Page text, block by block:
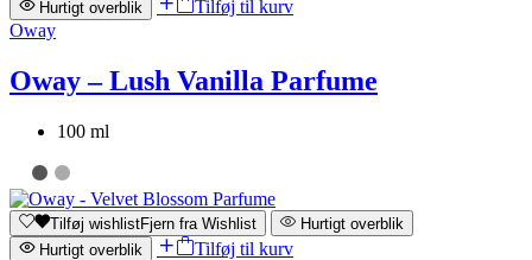
Hurtigt overblik
Tilføj til kurv
Oway
Oway – Lush Vanilla Parfume
100 ml
Tilføj wishlistFjern fra Wishlist
Hurtigt overblik
Hurtigt overblik
Tilføj til kurv